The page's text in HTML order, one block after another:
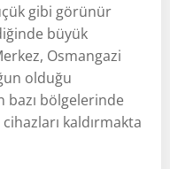
gibi görünür
büyük
Osmangazi
olduğu
bazı bölgelerinde
kaldırmakta